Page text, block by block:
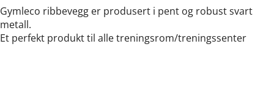
Gymleco ribbevegg er produsert i pent og robust svart
metall.
Et perfekt produkt til alle treningsrom/treningssenter